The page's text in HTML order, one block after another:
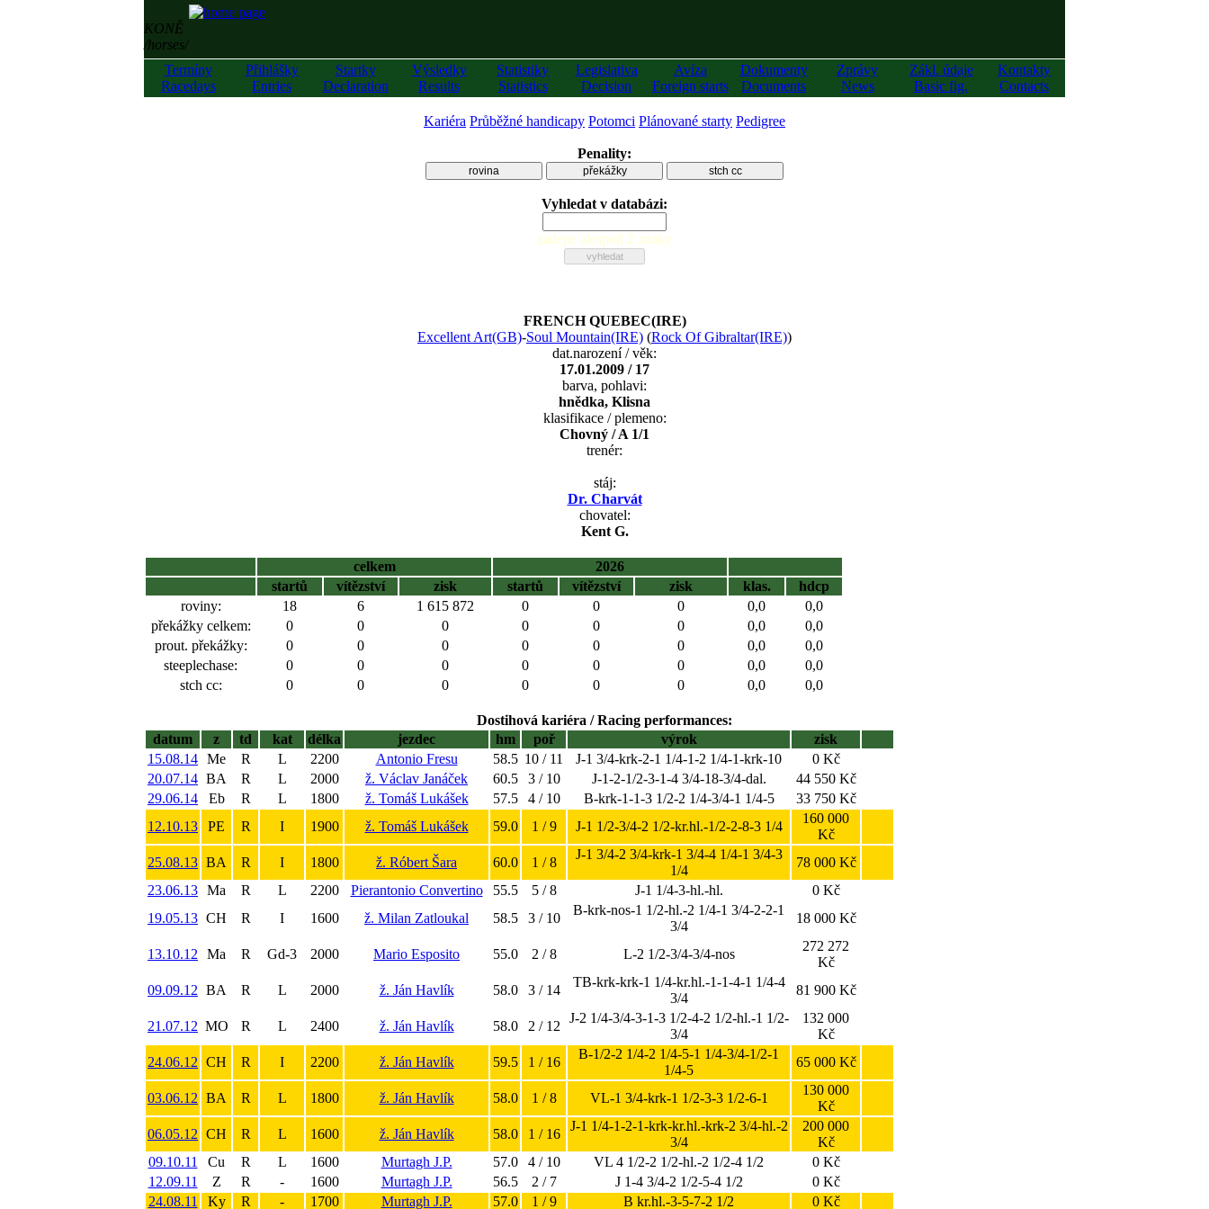
KONĚ
/horses/
Termíny
Racedays
Přihlášky
Entries
Startky
Declaration
Výsledky
Results
Statistiky
Statistics
Legislativa
Decision
Avíza
Foreign starts
Dokumenty
Documents
Zprávy
News
Zákl. údaje
Basic fig.
Kontakty
Contacts
Kariéra Průběžné handicapy Potomci Plánované starty Pedigree
Penality:
rovina překážky stch cc
Vyhledat v databázi:
zadejte alespoň 2 znaky
FRENCH QUEBEC(IRE)
Excellent Art(GB)-Soul Mountain(IRE) (Rock Of Gibraltar(IRE))
dat.narození / věk:
17.01.2009 / 17
barva, pohlavi:
hnědka, Klisna
klasifikace / plemeno:
Chovný / A 1/1
trenér:
stáj:
Dr. Charvát
chovatel:
Kent G.
celkem
2026
startů
vítězství zisk startů vítězství zisk klas.
hdcp
roviny:
18 6 1 615 872 0 0 0 0,0
0,0
překážky celkem:
0 0 0 0 0 0 0,0
0,0
prout. překážky:
0 0 0 0 0 0 0,0
0,0
steeplechase:
0 0 0 0 0 0 0,0
0,0
stch cc:
0 0 0 0 0 0 0,0 0,0
Dostihová kariéra / Racing performances:
datum
z td kat délka jezdec hm poř výrok
zisk
15.08.14 Me R L 2200 Antonio Fresu 58.5 10 / 11 J-1 3/4-krk-2-1 1/4-1-2 1/4-1-krk-10
0 Kč
20.07.14 BA R L 2000 ž. Václav Janáček 60.5 3 / 10 J-1-2-1/2-3-1-4 3/4-18-3/4-dal.
44 550 Kč
29.06.14
Eb R L 1800 ž. Tomáš Lukášek 57.5 4 / 10 B-krk-1-1-3 1/2-2 1/4-3/4-1 1/4-5
33 750 Kč
12.10.13
PE R I 1900 ž. Tomáš Lukášek 59.0 1 / 9 J-1 1/2-3/4-2 1/2-kr.hl.-1/2-2-8-3 1/4
160 000
Kč
25.08.13 BA R I 1800 ž. Róbert Šara 60.0 1 / 8
J-1 3/4-2 3/4-krk-1 3/4-4 1/4-1 3/4-3
1/4
78 000 Kč
23.06.13 Ma R L 2200 Pierantonio Convertino 55.5 5 / 8 J-1 1/4-3-hl.-hl.
0 Kč
19.05.13 CH R I 1600 ž. Milan Zatloukal 58.5 3 / 10
B-krk-nos-1 1/2-hl.-2 1/4-1 3/4-2-2-1
3/4
18 000 Kč
13.10.12 Ma R Gd-3 2000 Mario Esposito 55.0 2 / 8 L-2 1/2-3/4-3/4-nos
272 272
Kč
09.09.12 BA R L 2000 ž. Ján Havlík 58.0 3 / 14
TB-krk-krk-1 1/4-kr.hl.-1-1-4-1 1/4-4
3/4
81 900 Kč
21.07.12 MO R L 2400 ž. Ján Havlík 58.0 2 / 12
J-2 1/4-3/4-3-1-3 1/2-4-2 1/2-hl.-1 1/2-
3/4
132 000
Kč
24.06.12 CH R I 2200 ž. Ján Havlík 59.5 1 / 16
B-1/2-2 1/4-2 1/4-5-1 1/4-3/4-1/2-1
1/4-5
65 000 Kč
03.06.12 BA R L 1800 ž. Ján Havlík 58.0 1 / 8 VL-1 3/4-krk-1 1/2-3-3 1/2-6-1
130 000
Kč
06.05.12 CH R L 1600 ž. Ján Havlík 58.0 1 / 16
J-1 1/4-1-2-1-krk-kr.hl.-krk-2 3/4-hl.-2
3/4
200 000
Kč
09.10.11
Cu R L 1600 Murtagh J.P. 57.0 4 / 10 VL 4 1/2-2 1/2-hl.-2 1/2-4 1/2
0 Kč
12.09.11
Z R - 1600 Murtagh J.P. 56.5 2 / 7 J 1-4 3/4-2 1/2-5-4 1/2
0 Kč
24.08.11
Ky R - 1700 Murtagh J.P. 57.0 1 / 9 B kr.hl.-3-5-7-2 1/2 0 Kč